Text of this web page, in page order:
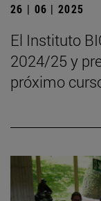
26 | 06 | 2025
El Instituto
2024/25 y
próximo